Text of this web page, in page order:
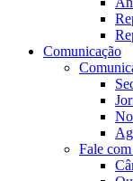
Comunicação
Fale